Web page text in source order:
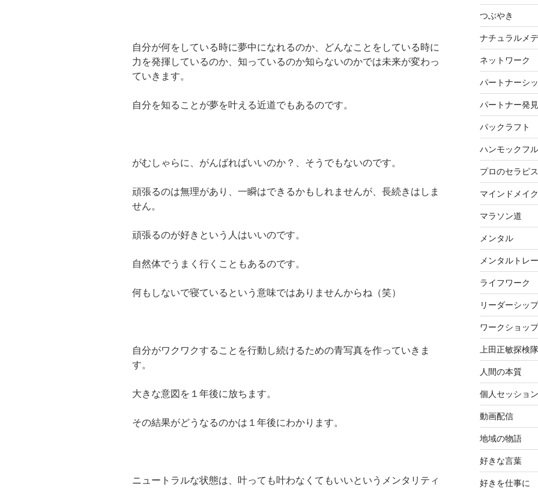
自分が何をしている時に夢中になれるのか、どんなことをしている時に
力を発揮しているのか、知っているのか知らないのかでは未来が変わっ
ていきます。
自分を知ることが夢を叶える近道でもあるのです。
がむしゃらに、がんばればいいのか？、そうでもないのです。
頑張るのは無理があり、一瞬はできるかもしれませんが、長続きはしま
せん。
頑張るのが好きという人はいいのです。
自然体でうまく行くこともあるのです。
何もしないで寝ているという意味ではありませんからね（笑）
自分がワクワクすることを行動し続けるための青写真を作っていきま
す。
大きな意図を１年後に放ちます。
その結果がどうなるのかは１年後にわかります。
ニュートラルな状態は、叶っても叶わなくてもいいというメンタリティ
つぶやき
ナチュラルメ
ネットワーク
パートナーシ
パートナー発
パックラフト
ハンモックフ
プロのセラピ
マインドメイク
マラソン道
メンタル
メンタルトレ
ライフワーク
リーダーシップ
ワークショップ
上田正敏探検隊
人間の本質
個人セッション
動画配信
地域の物語
好きな言葉
好きを仕事に